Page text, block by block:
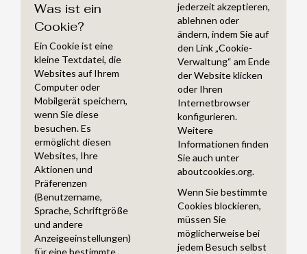
Was ist ein
Cookie?
Ein Cookie ist eine
kleine Textdatei, die
Websites auf Ihrem
Computer oder
Mobilgerät speichern,
wenn Sie diese
besuchen. Es
ermöglicht diesen
Websites, Ihre
Aktionen und
Präferenzen
(Benutzername,
Sprache, Schriftgröße
und andere
Anzeigeeinstellungen)
für eine bestimmte
jederzeit akzeptieren,
ablehnen oder
ändern, indem Sie auf
den Link „Cookie-
Verwaltung“ am Ende
der Website klicken
oder Ihren
Internetbrowser
konfigurieren.
Weitere
Informationen finden
Sie auch unter
aboutcookies.org.
Wenn Sie bestimmte
Cookies blockieren,
müssen Sie
möglicherweise bei
jedem Besuch selbst